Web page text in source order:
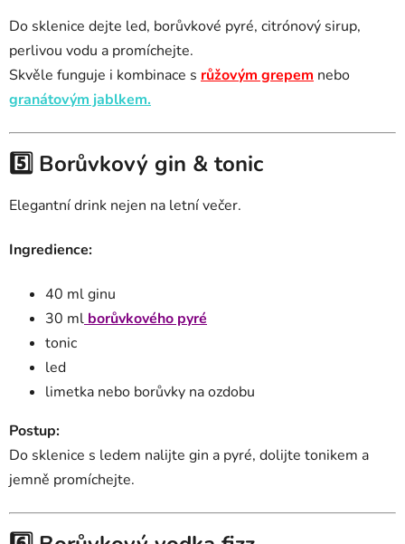
Do sklenice dejte led, borůvkové pyré, citrónový sirup,
perlivou vodu a promíchejte.
Skvěle funguje i kombinace s růžovým grepem nebo
granátovým jablkem.
5️⃣ Borůvkový gin & tonic
Elegantní drink nejen na letní večer.
Ingredience:
40 ml ginu
30 ml borůvkového pyré
tonic
led
limetka nebo borůvky na ozdobu
Postup:
Do sklenice s ledem nalijte gin a pyré, dolijte tonikem a
jemně promíchejte.